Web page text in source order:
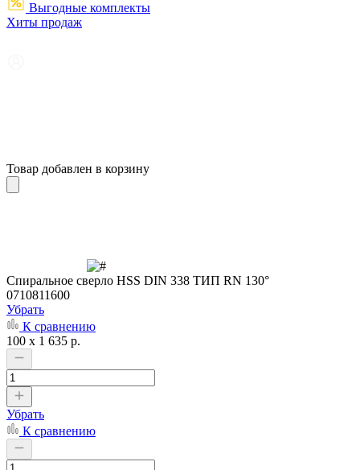
Выгодные комплекты
Хиты продаж
Товар добавлен в корзину
Cпиральное сверло HSS DIN 338 ТИП RN 130°
0710811600
Убрать
К сравнению
100 x 1 635 р.
Убрать
К сравнению